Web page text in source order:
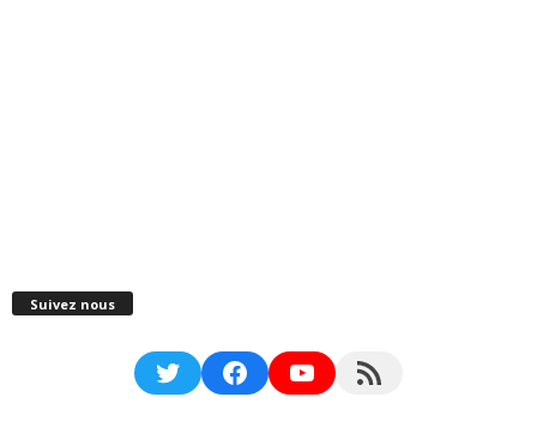
Suivez nous
TwitterFacebookYouTubeRSS Feed